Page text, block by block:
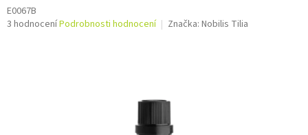
E0067B
Průměrné
3 hodnoceníPodrobnosti hodnocení Značka: Nobilis Tilia